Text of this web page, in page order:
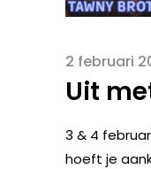
2 februari
Uit
3 & 4
hoeft je